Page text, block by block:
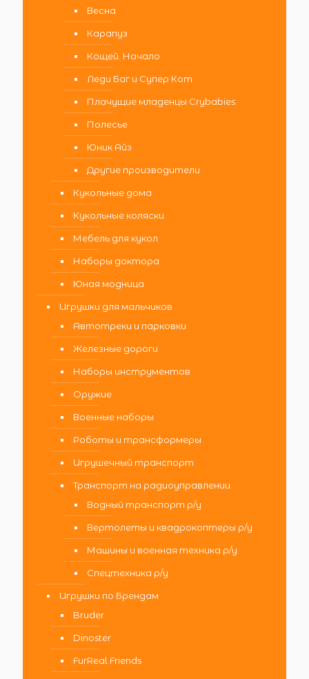
Весна
Карапуз
Кощей. Начало
Леди Баг и Супер Кот
Плачущие младенцы Crybabies
Полесье
Юник Айз
Другие производители
Кукольные дома
Кукольные коляски
Мебель для кукол
Наборы доктора
Юная модница
Игрушки для мальчиков
Автотреки и парковки
Железные дороги
Наборы инструментов
Оружие
Военные наборы
Роботы и трансформеры
Игрушечный транспорт
Транспорт на радиоуправлении
Водный транспорт р/у
Вертолеты и квадрокоптеры р/у
Машины и военная техника р/у
Спецтехника р/у
Игрушки по Брендам
Bruder
Dinoster
FurReal Friends